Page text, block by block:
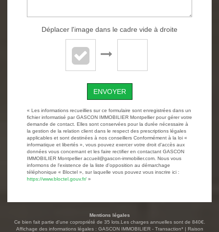
Déplacer l'image dans le cadre vide à droite
ENVOYER
« Les informations recueillies sur ce formulaire sont enregistrées dans un
fichier informatisé par GASCON IMMOBILIER Montpellier pour gérer votre
demande de contact. Elles sont conservées pour la durée nécessaire à
la gestion de la relation client dans le respect des prescriptions légales
applicables et sont destinées à nos conseillers Conformément à la loi «
informatique et libertés », vous pouvez exercer votre droit d'accès aux
données vous concernant et les faire rectifier en contactant GASCON
IMMOBILIER Montpellier accueil@gascon-immobilier.com. Nous vous
informons de l'existence de la liste d'opposition au démarchage
téléphonique « Bloctel », sur laquelle vous pouvez vous inscrire ici :
https://www.bloctel.gouv.fr/ »
Mentions légales
Ce bien fait partie d'une copropriété de 35 lots.Les charges annuelles sont de 840€.
Affichage des informations légales : GASCON IMMOBILIER - Transaction* | Raison